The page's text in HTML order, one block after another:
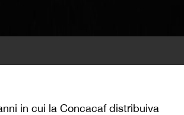
in cui la Concacaf distribuiva